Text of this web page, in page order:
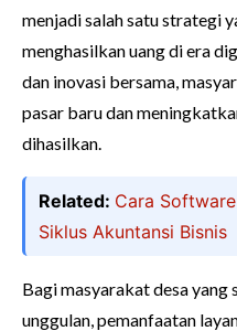
menjadi salah satu strategi
menghasilkan uang di era
dan inovasi bersama,
pasar baru dan
dihasilkan.
Related: Cara
Siklus Akuntansi Bisnis
Bagi masyarakat desa
unggulan, pemanfaatan